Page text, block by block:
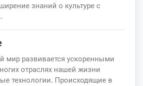
знаний о культуре с
мир развивается ускоренными
отраслях нашей жизни
технологии. Происходящие в